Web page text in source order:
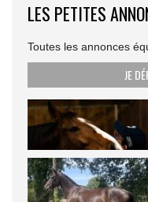
LES PETITES
Toutes les annonces
JE